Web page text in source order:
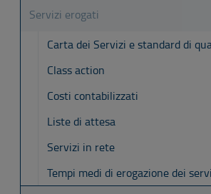
Servizi erogati
Carta dei Servizi e standard di
Class action
Costi contabilizzati
Liste di attesa
Servizi in rete
Tempi medi di erogazione dei